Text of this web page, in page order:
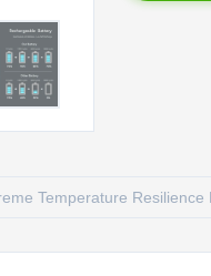
Temperature